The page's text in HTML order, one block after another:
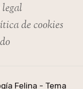
de cookies
Felina - Tema